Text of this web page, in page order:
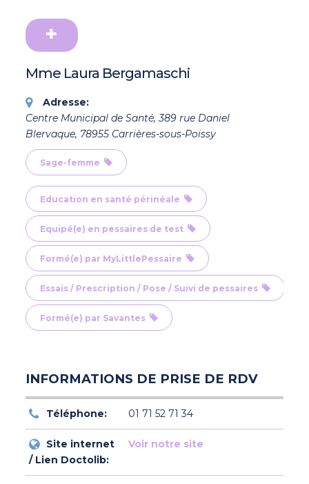
Mme Laura Bergamaschi
Adresse:
Centre Municipal de Santé, 389 rue Daniel
Blervaque, 78955 Carrières-sous-Poissy
Sage-femme
Education en santé périnéale
Equipé(e) en pessaires de test
Formé(e) par MyLittlePessaire
Essais / Prescription / Pose / Suivi de pessaires
Formé(e) par Savantes
INFORMATIONS DE PRISE DE RDV
Téléphone: 01 71 52 71 34
Site internet
/ Lien Doctolib:
Voir notre site